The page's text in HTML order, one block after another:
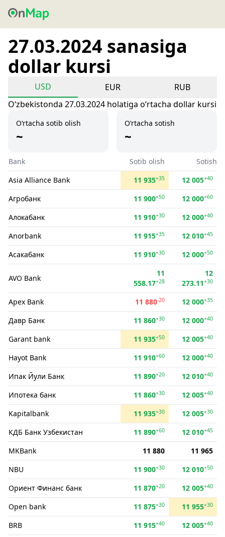
27.03.2024 sanasiga
dollar kursi
USD EUR
RUB
Oʻzbekistonda 27.03.2024 holatiga oʻrtacha dollar kursi
O‘rtacha sotib olish
~
O‘rtacha sotish
~
Bank Sotib olish
Sotish
Asia Alliance Bank
11 935+35 12 005+40
Агробанк 11 900+50 12 000+60
Алокабанк 11 910+30 12 000+40
Anorbank 11 915+35 12 010+45
Асакабанк 11 910+30 12 000+50
AVO Bank
11
558.17+28
12
273.11+30
Apex Bank 11 880-20 12 000+35
Давр Банк 11 860+30 12 000+40
Garant bank 11 935+50 12 005+40
Hayot Bank 11 910+60 12 000+40
Ипак Йули Банк 11 890+20 12 010+40
Ипотека банк 11 860+30 12 005+40
Kapitalbank 11 935+30 12 005+30
КДБ Банк Узбекистан 11 890+60 12 010+45
MKBank 11 880
11 965
NBU
11 900+30 12 010+50
Ориент Финанс банк 11 870+20 12 005+40
Open bank 11 875+30 11 955+30
BRB 11 915+40 12 005+40